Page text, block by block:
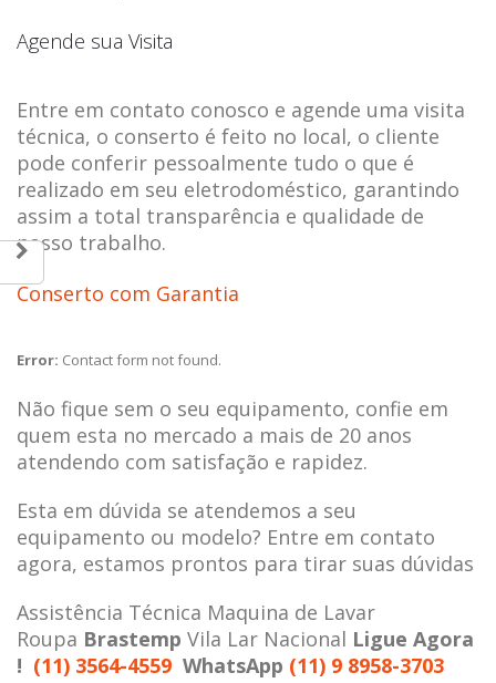
Agende sua Visita
Entre em contato conosco e agende uma visita
técnica, o conserto é feito no local, o cliente
pode conferir pessoalmente tudo o que é
realizado em seu eletrodoméstico, garantindo
assim a total transparência e qualidade de
nosso trabalho.
Conserto com Garantia
Error: Contact form not found.
Não fique sem o seu equipamento, confie em
quem esta no mercado a mais de 20 anos
atendendo com satisfação e rapidez.
Esta em dúvida se atendemos a seu
equipamento ou modelo? Entre em contato
agora, estamos prontos para tirar suas dúvidas
Assistência Técnica Maquina de Lavar
Roupa Brastemp Vila Lar Nacional Ligue Agora
! (11) 3564-4559 WhatsApp (11) 9 8958-3703